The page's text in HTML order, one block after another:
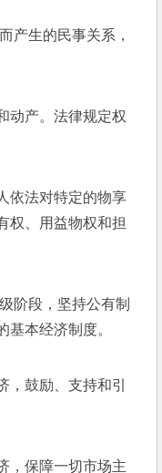
生的民事关系，
产。法律规定权
法对特定的物享
权、用益物权和担
段，坚持公有制
基本经济制度。
鼓励、支持和引
保障一切市场主